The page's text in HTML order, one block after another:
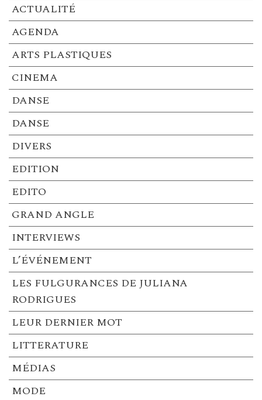
ACTUALITÉ
AGENDA
ARTS PLASTIQUES
CINEMA
DANSE
DANSE
DIVERS
EDITION
EDITO
GRAND ANGLE
INTERVIEWS
L’ÉVÉNEMENT
LES FULGURANCES DE JULIANA
RODRIGUES
LEUR DERNIER MOT
LITTERATURE
MÉDIAS
MODE